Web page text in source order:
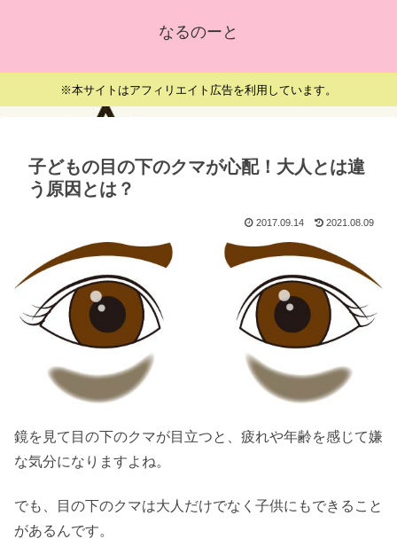
なるのーと
※本サイトはアフィリエイト広告を利用しています。
子どもの目の下のクマが心配！大人とは違
う原因とは？
2017.09.14 2021.08.09
鏡を見て目の下のクマが目立つと、疲れや年齢を感じて嫌
な気分になりますよね。
でも、目の下のクマは大人だけでなく子供にもできること
があるんです。